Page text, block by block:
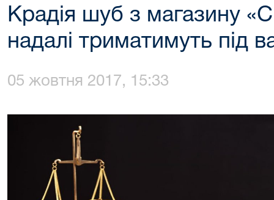
Крадія шуб з магазину
надалі триматимуть під
05 жовтня 2017, 15:33